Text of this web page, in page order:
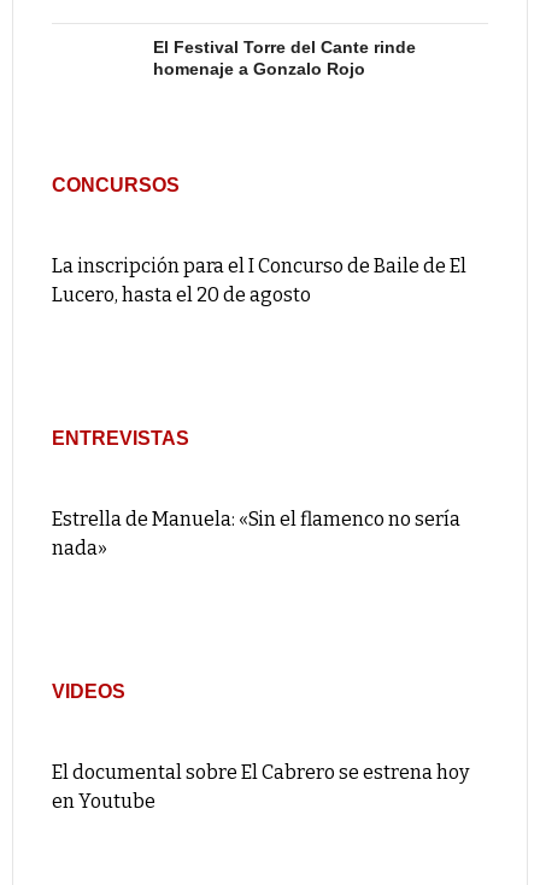
El Festival Torre del Cante rinde
homenaje a Gonzalo Rojo
CONCURSOS
La inscripción para el I Concurso de Baile de El
Lucero, hasta el 20 de agosto
ENTREVISTAS
Estrella de Manuela: «Sin el flamenco no sería
nada»
VIDEOS
El documental sobre El Cabrero se estrena hoy
en Youtube